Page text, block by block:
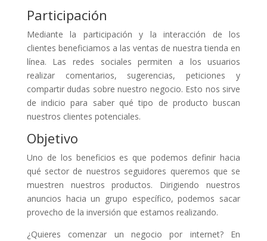
Participación
Mediante la participación y la interacción de los
clientes beneficiamos a las ventas de nuestra tienda en
línea. Las redes sociales permiten a los usuarios
realizar comentarios, sugerencias, peticiones y
compartir dudas sobre nuestro negocio. Esto nos sirve
de indicio para saber qué tipo de producto buscan
nuestros clientes potenciales.
Objetivo
Uno de los beneficios es que podemos definir hacia
qué sector de nuestros seguidores queremos que se
muestren nuestros productos. Dirigiendo nuestros
anuncios hacia un grupo específico, podemos sacar
provecho de la inversión que estamos realizando.
¿Quieres comenzar un negocio por internet? En